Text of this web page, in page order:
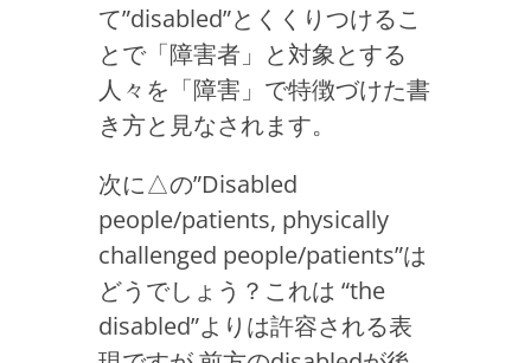
て”disabled”とくくりつけるこ
とで「障害者」と対象とする
人々を「障害」で特徴づけた書
き方と見なされます。
次に△の”Disabled
people/patients, physically
challenged people/patients”は
どうでしょう？これは “the
disabled”よりは許容される表